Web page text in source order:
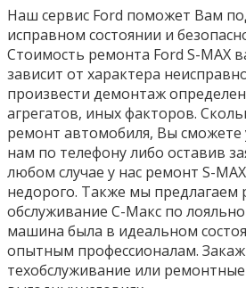
Наш сервис Ford поможет Вам
исправном состоянии и
Стоимость ремонта Ford S-MAX
зависит от характера
произвести демонтаж
агрегатов, иных факторов.
ремонт автомобиля, Вы сможете
нам по телефону либо оставив
любом случае у нас ремонт S-
недорого. Также мы предлагаем
обслуживание С-Макс по
машина была в идеальном
опытным профессионалам.
техобслуживание или